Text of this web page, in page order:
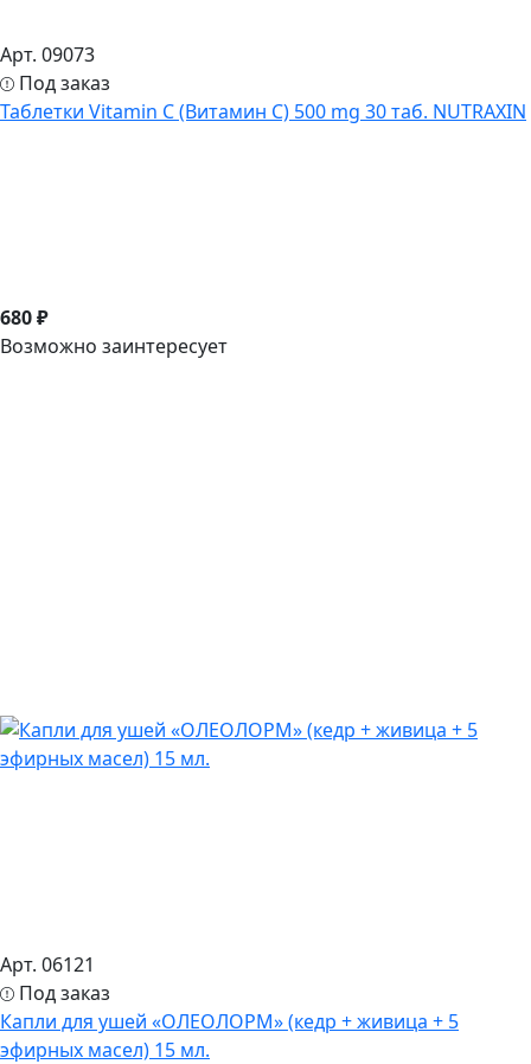
Арт. 09073
Под заказ
Таблетки Vitamin C (Витамин С) 500 mg 30 таб. NUTRAXIN
680 ₽
Возможно заинтересует
Арт. 06121
Под заказ
Капли для ушей «ОЛЕОЛОРМ» (кедр + живица + 5
эфирных масел) 15 мл.